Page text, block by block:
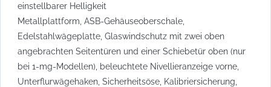
einstellbarer Helligkeit
Metallplattform, ASB-Gehäuseoberschale,
Edelstahlwägeplatte, Glaswindschutz mit zwei oben
angebrachten Seitentüren und einer Schiebetür oben (nur
bei 1-mg-Modellen), beleuchtete Nivellieranzeige vorne,
Unterflurwägehaken, Sicherheitsöse, Kalibriersicherung,